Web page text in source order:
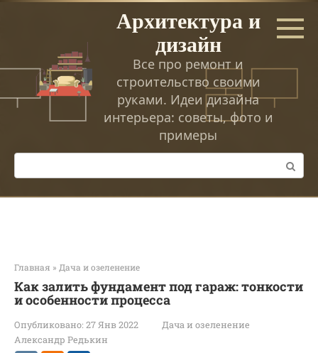
Перейти
Архитектура и
дизайн
Все про ремонт и
строительство своими
руками. Идеи дизайна
интерьера: советы, фото и
примеры
Поиск:
Главная » Дача и озеленение
Как залить фундамент под гараж: тонкости
и особенности процесса
Опубликовано: 27 Янв 2022
Дача и озеленение
Александр Редькин